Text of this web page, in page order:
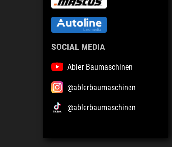
SOCIAL MEDIA
Abler Baumaschinen
@ablerbaumaschinen
@ablerbaumaschinen